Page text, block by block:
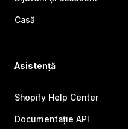
Casă
Asistență
Shopify Help Center
Documentație API